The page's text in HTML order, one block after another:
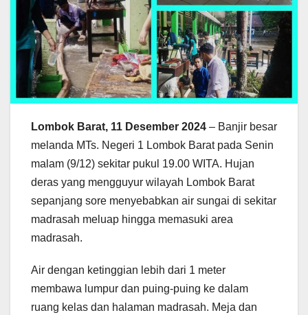
Lombok Barat, 11 Desember 2024 – Banjir besar
melanda MTs. Negeri 1 Lombok Barat pada Senin
malam (9/12) sekitar pukul 19.00 WITA. Hujan
deras yang mengguyur wilayah Lombok Barat
sepanjang sore menyebabkan air sungai di sekitar
madrasah meluap hingga memasuki area
madrasah.
Air dengan ketinggian lebih dari 1 meter
membawa lumpur dan puing-puing ke dalam
ruang kelas dan halaman madrasah. Meja dan